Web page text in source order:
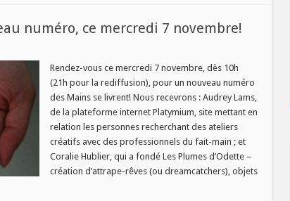
numéro, ce mercredi 7 novembre!
Rendez-vous ce mercredi 7 novembre, dès 10h
(21h pour la rediffusion), pour un nouveau numéro
des Mains se livrent! Nous recevrons : Audrey Lams,
de la plateforme internet Platymium, site mettant en
relation les personnes recherchant des ateliers
créatifs avec des professionnels du fait-main ; et
Coralie Hublier, qui a fondé Les Plumes d’Odette –
création d’attrape-rêves (ou dreamcatchers), objets